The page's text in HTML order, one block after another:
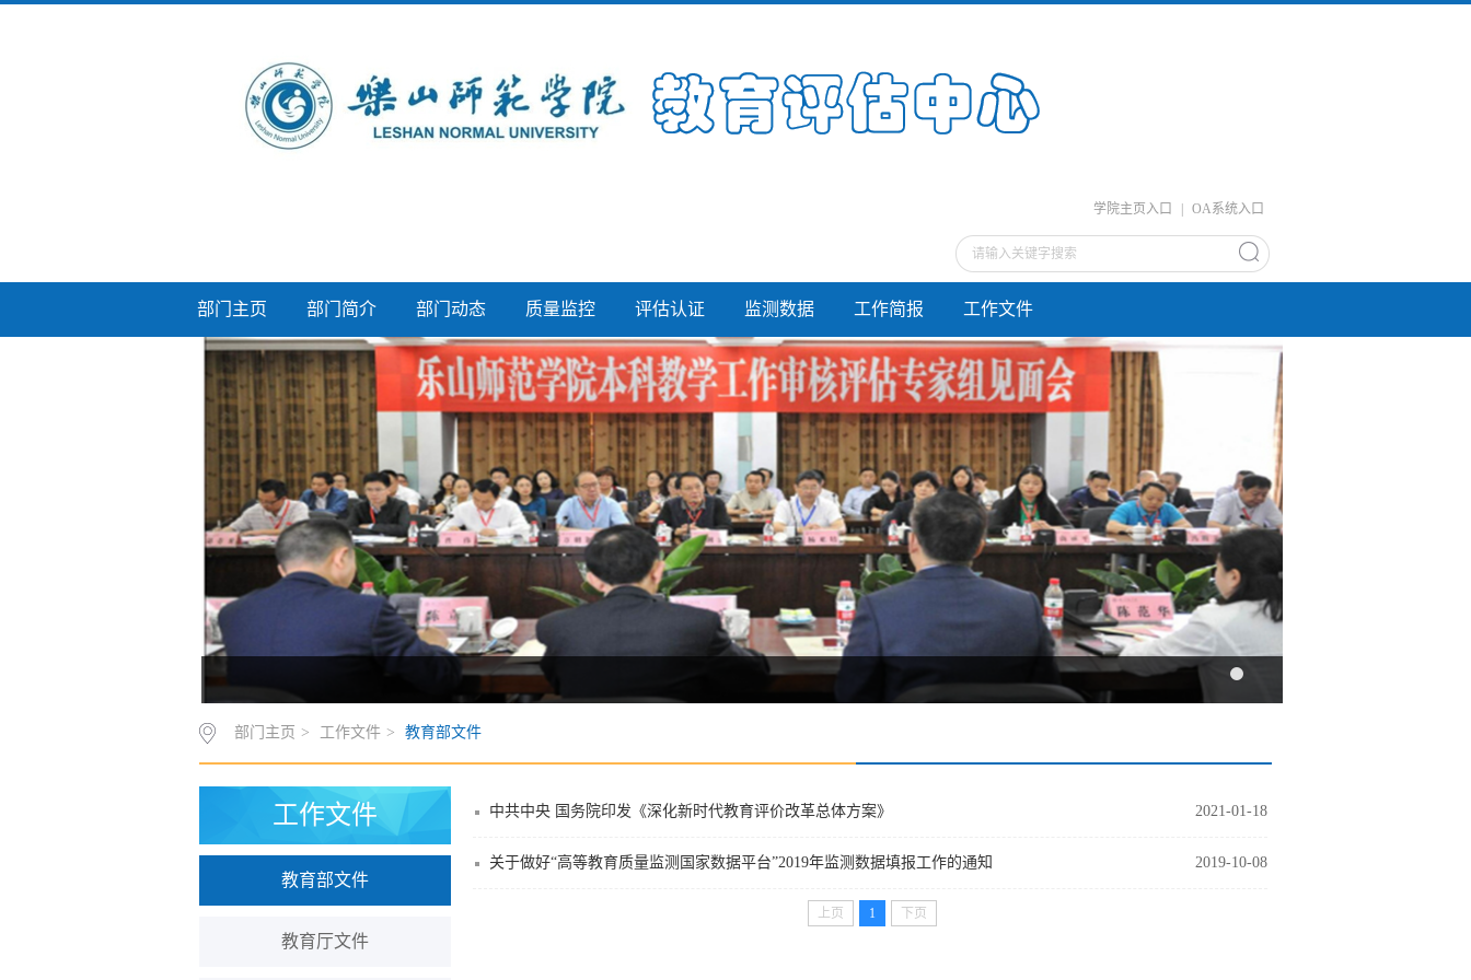
学院主页入口 OA系统入口
部门主页 部门简介 部门动态 质量监控 评估认证 监测数据 工作简报 工作文件
部门主页 > 工作文件 > 教育部文件
工作文件
教育部文件
教育厅文件
2021-01-18
中共中央 国务院印发《深化新时代教育评价改革总体方案》
2019-10-08
关于做好“高等教育质量监测国家数据平台”2019年监测数据填报工作的通知
上页 1 下页